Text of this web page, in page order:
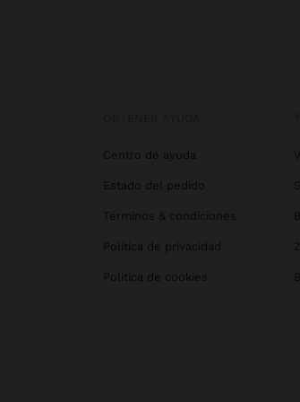
Centro de ayuda
Estado del pedido
Términos & condiciones
Política de privacidad
Política de cookies